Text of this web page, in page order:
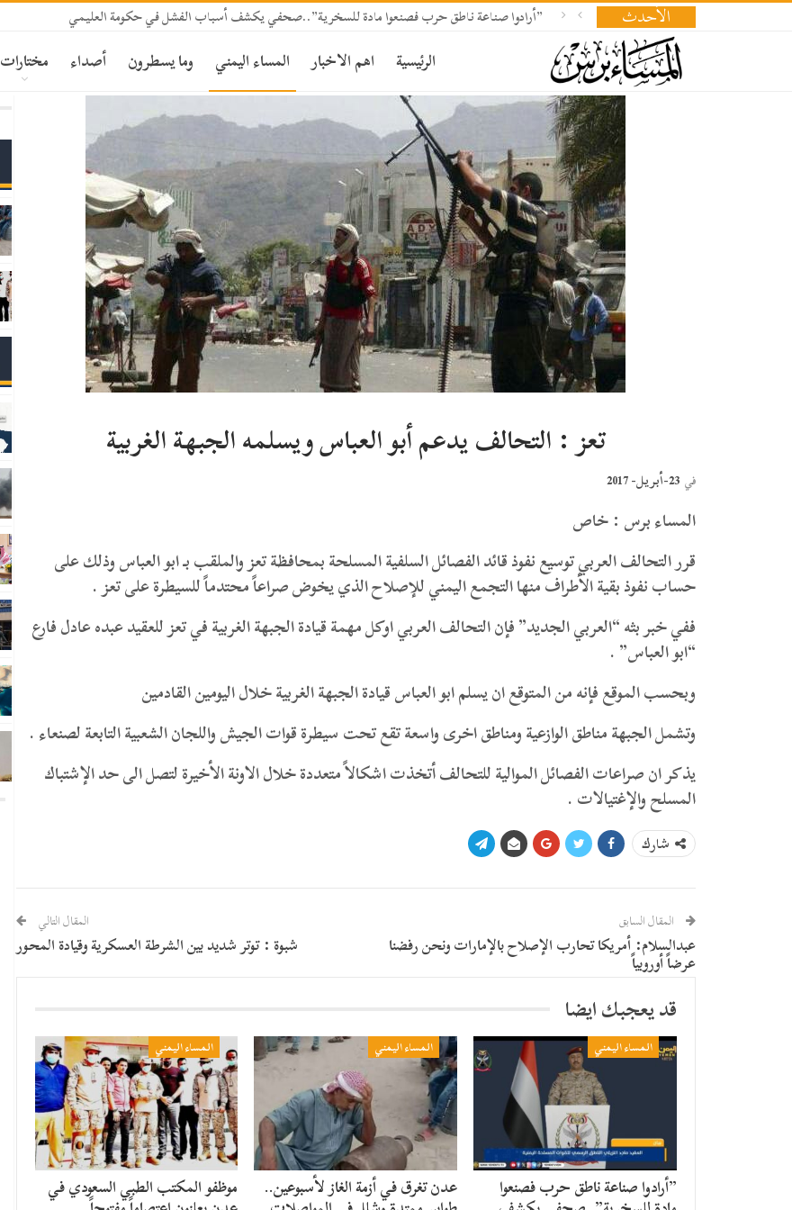
الأحدث ​”أرادوا صناعة ناطق حرب فصنعوا مادة للسخرية”..صحفي يكشف أسباب الفشل في حكومة العليمي
الرئيسية اهم الاخبار المساء اليمني وما يسطرون أصداء مختارات
تعز : التحالف يدعم أبو العباس ويسلمه الجبهة الغربية
في 23-أبريل- 2017
المساء برس : خاص
قرر التحالف العربي توسيع نفوذ قائد الفصائل السلفية المسلحة بمحافظة تعز والملقب بـ ابو العباس وذلك على
حساب نفوذ بقية الأطراف منها التجمع اليمني للإصلاح الذي يخوض صراعاً محتدماً للسيطرة على تعز .
ففي خبر بثه “العربي الجديد” فإن التحالف العربي اوكل مهمة قيادة الجبهة الغربية في تعز للعقيد عبده عادل فارع
“ابو العباس” .
وبحسب الموقع فإنه من المتوقع ان يسلم ابو العباس قيادة الجبهة الغربية خلال اليومين القادمين
وتشمل الجبهة مناطق الوازعية ومناطق اخرى واسعة تقع تحت سيطرة قوات الجيش واللجان الشعبية التابعة لصنعاء .
يذكر ان صراعات الفصائل الموالية للتحالف أتخذت اشكالاً متعددة خلال الاونة الأخيرة لتصل الى حد الإشتباك
المسلح والإغتيالات .
شارك
المقال السابق
عبدالسلام: أمريكا تحارب الإصلاح بالإمارات ونحن رفضنا
عرضاً أوروبياً
المقال التالي
شبوة : توتر شديد بين الشرطة العسكرية وقيادة المحور
قد يعجبك ايضا
المساء اليمني
​”أرادوا صناعة ناطق حرب فصنعوا
المساء اليمني
عدن تغرق في أزمة الغاز لأسبوعين..
المساء اليمني
موظفو المكتب الطبي السعودي في